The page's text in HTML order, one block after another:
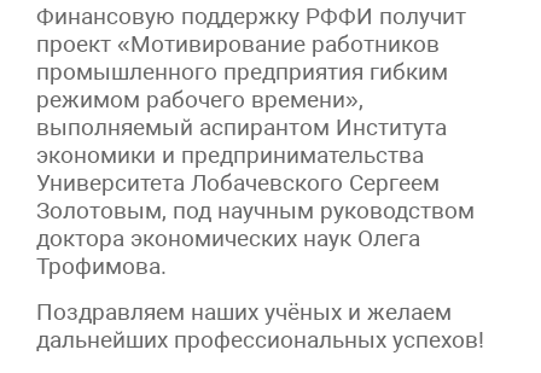
Финансовую поддержку РФФИ получит
проект «Мотивирование работников
промышленного предприятия гибким
режимом рабочего времени»,
выполняемый аспирантом Института
экономики и предпринимательства
Университета Лобачевского Сергеем
Золотовым, под научным руководством
доктора экономических наук Олега
Трофимова.
Поздравляем наших учёных и желаем
дальнейших профессиональных успехов!